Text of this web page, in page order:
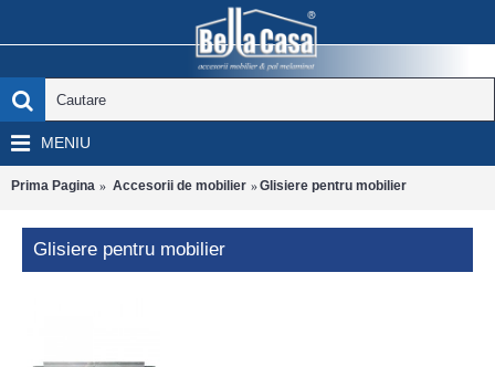
MENIU
Prima Pagina Accesorii de mobilier Glisiere pentru mobilier
Glisiere pentru mobilier